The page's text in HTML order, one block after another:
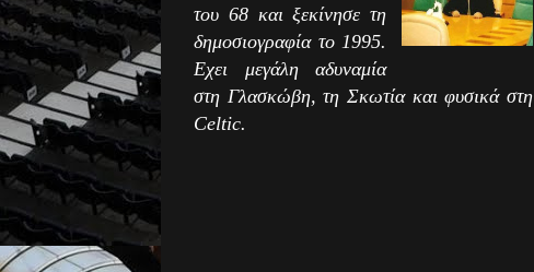
του 68 και ξεκίνησε τη
δημοσιογραφία το 1995.
Εχει μεγάλη αδυναμία
στη Γλασκώβη, τη Σκωτία και φυσικά στη
Celtic.